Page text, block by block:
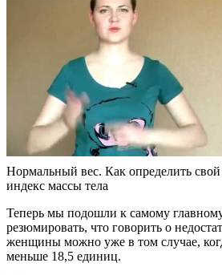
Нормальный вес. Как определить
индекс массы тела
Теперь мы подошли к самому
резюмировать, что говорить о
женщины можно уже в том случае,
меньше 18,5 единиц.